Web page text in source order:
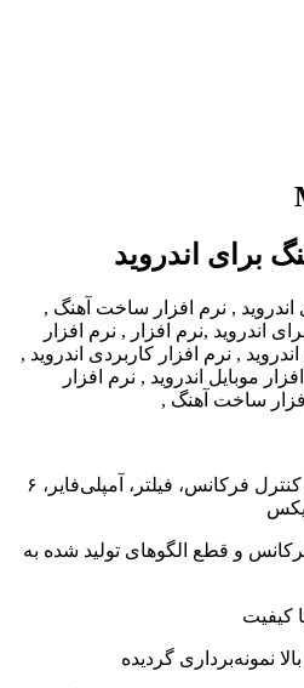
برای اندروید
۲۸ شکل دهنده موج با قابلیت کنترل فرکانس، فیلتر، آمپلی‌فایر، ۶
تنظیم فرکانس و قطع الگوهای تولید شده به